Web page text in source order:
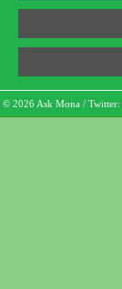
© 2026 Ask Mona / Twitter: